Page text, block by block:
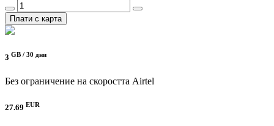
Плати с карта
3 GB / 30 дни
Без ограничение на скоростта Airtel
27.69 EUR